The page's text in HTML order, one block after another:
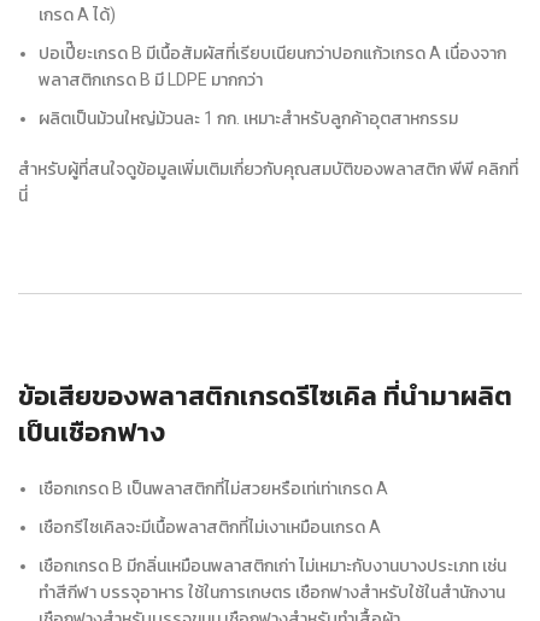
เกรด A ได้)
ปอเปี๊ยะเกรด B มีเนื้อสัมผัสที่เรียบเนียนกว่าปอกแก้วเกรด A เนื่องจาก
พลาสติกเกรด B มี LDPE มากกว่า
ผลิตเป็นม้วนใหญ่ม้วนละ 1 กก. เหมาะสำหรับลูกค้าอุตสาหกรรม
สำหรับผู้ที่สนใจดูข้อมูลเพิ่มเติมเกี่ยวกับคุณสมบัติของพลาสติก พีพี คลิกที่
นี่
ข้อเสียของพลาสติกเกรดรีไซเคิล ที่นำมาผลิต
เป็นเชือกฟาง
เชือกเกรด B เป็นพลาสติกที่ไม่สวยหรือเท่เท่าเกรด A
เชือกรีไซเคิลจะมีเนื้อพลาสติกที่ไม่เงาเหมือนเกรด A
เชือกเกรด B มีกลิ่นเหมือนพลาสติกเก่า ไม่เหมาะกับงานบางประเภท เช่น
ทำสีกีฬา บรรจุอาหาร ใช้ในการเกษตร เชือกฟางสำหรับใช้ในสำนักงาน